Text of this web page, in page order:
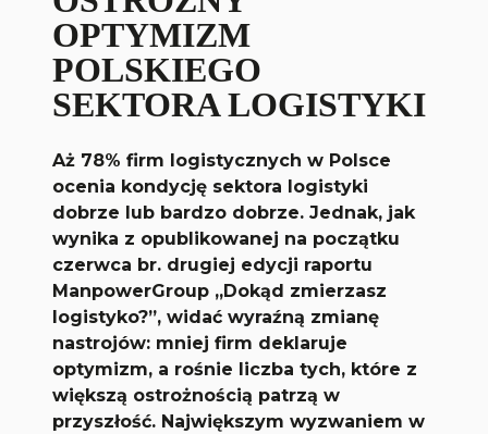
OPTYMIZM
POLSKIEGO
SEKTORA LOGISTYKI
Aż 78% firm logistycznych w Polsce
ocenia kondycję sektora logistyki
dobrze lub bardzo dobrze. Jednak, jak
wynika z opublikowanej na początku
czerwca br. drugiej edycji raportu
ManpowerGroup „Dokąd zmierzasz
logistyko?”, widać wyraźną zmianę
nastrojów: mniej firm deklaruje
optymizm, a rośnie liczba tych, które z
większą ostrożnością patrzą w
przyszłość. Największym wyzwaniem w